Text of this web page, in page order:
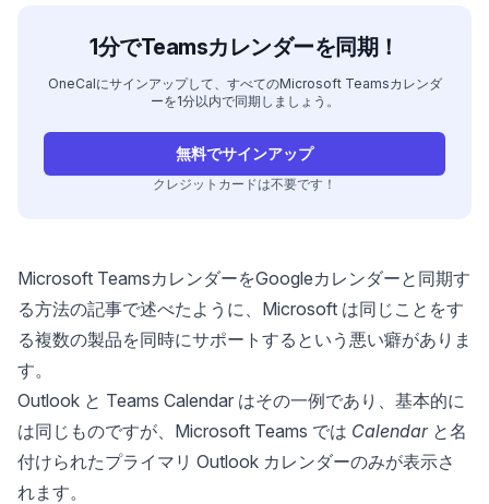
1分でTeamsカレンダーを同期！
OneCalにサインアップして、すべてのMicrosoft Teamsカレンダ
ーを1分以内で同期しましょう。
無料でサインアップ
クレジットカードは不要です！
Microsoft TeamsカレンダーをGoogleカレンダーと同期す
る方法の記事で述べたように、Microsoft は同じことをす
る複数の製品を同時にサポートするという悪い癖がありま
す。
Outlook と Teams Calendar はその一例であり、基本的に
は同じものですが、Microsoft Teams では Calendarと名
付けられたプライマリ Outlook カレンダーのみが表示さ
れます。